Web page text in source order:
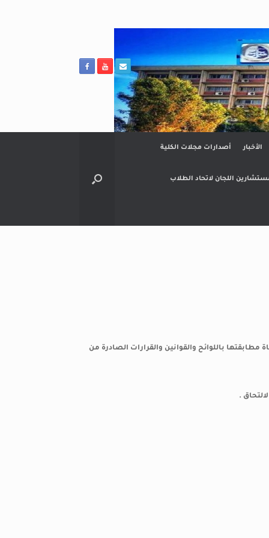
الأخبار أصدارات مجلات الكلية
اللجان لاتحاد الطلاب
باللوائح والقوانين والقرارات الصادرة من